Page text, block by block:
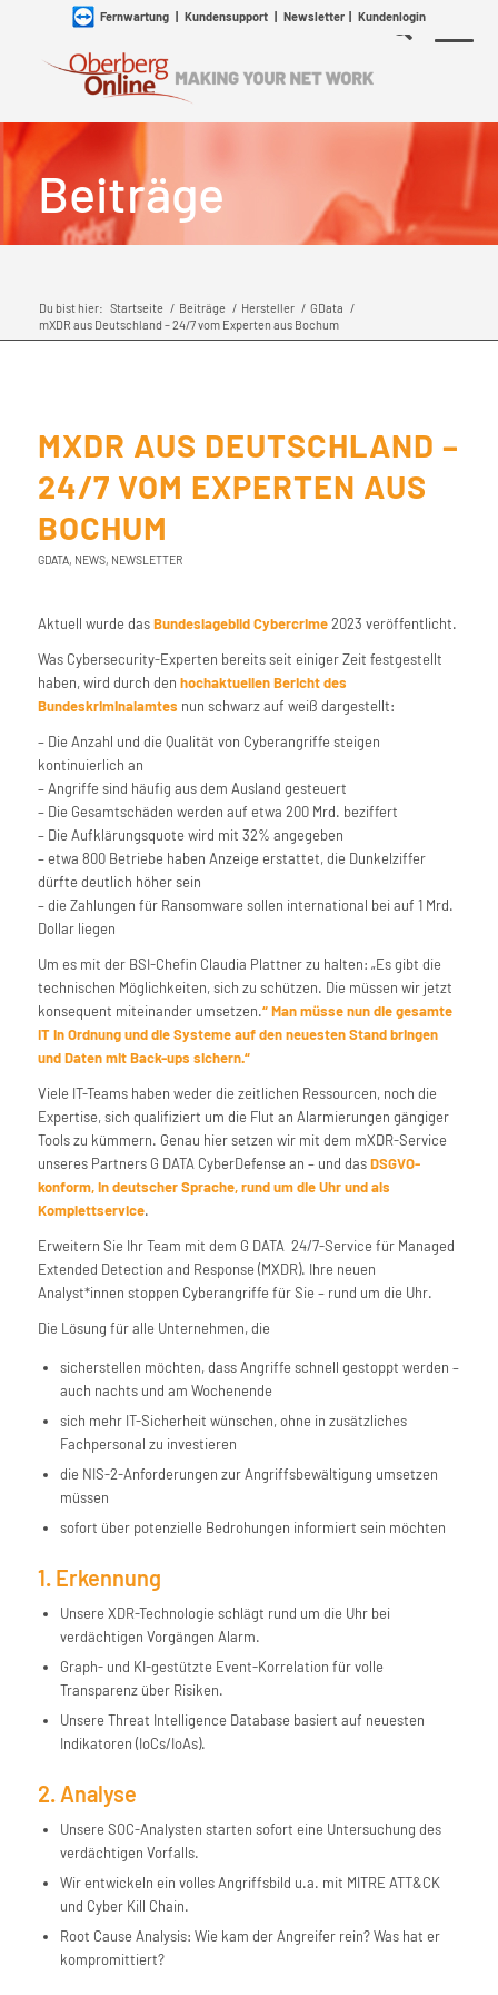
Fernwartung| Kundensupport| Newsletter| Kundenlogin
Beiträge
Du bist hier: Startseite / Beiträge / Hersteller / GData /
mXDR aus Deutschland – 24/7 vom Experten aus Bochum
MXDR AUS DEUTSCHLAND –
24/7 VOM EXPERTEN AUS
BOCHUM
GDATA, NEWS, NEWSLETTER
Aktuell wurde dasBundeslagebild Cybercrime2023 veröffentlicht.
Was Cybersecurity-Experten bereits seit einiger Zeit festgestellt
haben, wird durch den hochaktuellen Bericht des
Bundeskriminalamtes nun schwarz auf weiß dargestellt:
– Die Anzahl und die Qualität von Cyberangriffe steigen
kontinuierlich an
– Angriffe sind häufig aus dem Ausland gesteuert
– Die Gesamtschäden werden auf etwa 200 Mrd. beziffert
– Die Aufklärungsquote wird mit 32% angegeben
– etwa 800 Betriebe haben Anzeige erstattet, die Dunkelziffer
dürfte deutlich höher sein
– die Zahlungen für Ransomware sollen international bei auf 1 Mrd.
Dollar liegen
Um es mit der BSI-Chefin Claudia Plattner zu halten: „Es gibt die
technischen Möglichkeiten, sich zu schützen. Die müssen wir jetzt
konsequent miteinander umsetzen.“ Man müsse nun die gesamte
IT in Ordnung und die Systeme auf den neuesten Stand bringen
und Daten mit Back-ups sichern.“
Viele IT-Teams haben weder die zeitlichen Ressourcen, noch die
Expertise, sich qualifiziert um die Flut an Alarmierungen gängiger
Tools zu kümmern. Genau hier setzen wir mit dem mXDR-Service
unseres Partners G DATA CyberDefense an – und dasDSGVO-
konform, in deutscher Sprache, rund um die Uhr und als
Komplettservice.
Erweitern Sie Ihr Team mit dem G DATA 24/7-Service für Managed
Extended Detection and Response (MXDR). Ihre neuen
Analyst*innen stoppen Cyberangriffe für Sie – rund um die Uhr.
Die Lösung für alle Unternehmen, die
sicherstellen möchten, dass Angriffe schnell gestoppt werden –
auch nachts und am Wochenende
sich mehr IT-Sicherheit wünschen, ohne in zusätzliches
Fachpersonal zu investieren
die NIS-2-Anforderungen zur Angriffsbewältigung umsetzen
müssen
sofort über potenzielle Bedrohungen informiert sein möchten
1. Erkennung
Unsere XDR-Technologie schlägt rund um die Uhr bei
verdächtigen Vorgängen Alarm.
Graph- und KI-gestützte Event-Korrelation für volle
Transparenz über Risiken.
Unsere Threat Intelligence Database basiert auf neuesten
Indikatoren (IoCs/IoAs).
2. Analyse
Unsere SOC-Analysten starten sofort eine Untersuchung des
verdächtigen Vorfalls.
Wir entwickeln ein volles Angriffsbild u.a. mit MITRE ATT&CK
und Cyber Kill Chain.
Root Cause Analysis: Wie kam der Angreifer rein? Was hat er
kompromittiert?